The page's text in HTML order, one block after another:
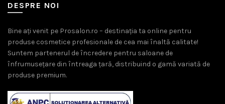
DESPRE NOI
Bine ați venit pe Prosalon.ro – destinația ta online pentru
produse cosmetice profesionale de cea mai înaltă calitate!
Suntem partenerul de încredere pentru saloane de
înfrumusețare din întreaga țară, distribuind o gamă variată de
produse premium.